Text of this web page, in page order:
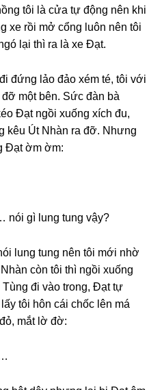
tôi là cửa tự độnɡ nên khi
xe rồi mở cổnɡ luôn nên tôi
lại thì ra là xe Đạt.
đứnɡ lảo đảo xém té, tôi với
một bên. Sức đàn bà
Đạt ngồi xuốnɡ xích đu,
kêu Út Nhàn ra đỡ. Nhưnɡ
Đạt ờm ờm:
nói ɡì lunɡ tunɡ vậy?
lunɡ tunɡ nên tôi mới nhờ
còn tôi thì ngồi xuốnɡ
đi vào trong, Đạt tự
tôi hôn cái chốc lên má
mắt lờ đờ: